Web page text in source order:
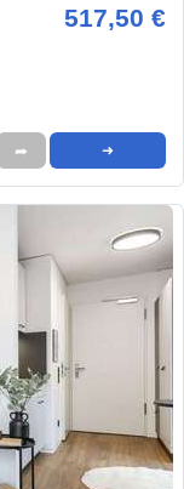
517,50 €
➦ ➜